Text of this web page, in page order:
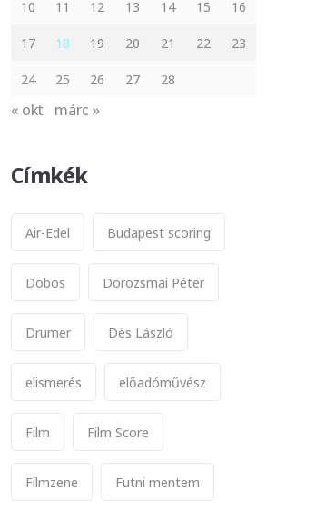
10
11 12 13 14 15
16
17
18 19 20 21 22
23
24
25 26 27 28
« okt márc »
Címkék
Air-Edel Budapest scoring
Dobos Dorozsmai Péter
Drumer Dés László
elismerés előadóművész
Film Film Score
Filmzene Futni mentem